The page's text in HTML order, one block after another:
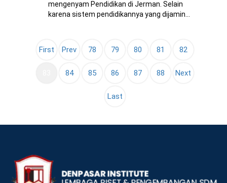
mengenyam Pendidikan di Jerman. Selain
karena sistem pendidikannya yang dijamin...
First Prev 78 79 80 81 82
(current)
84 85 86 87 88 Next
Last